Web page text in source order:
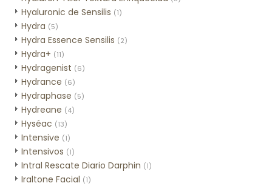
Hyaluronic de Sensilis (1)
Hydra (5)
Hydra Essence Sensilis (2)
Hydra+ (11)
Hydragenist (6)
Hydrance (6)
Hydraphase (5)
Hydreane (4)
Hyséac (13)
Intensive (1)
Intensivos (1)
Intral Rescate Diario Darphin (1)
Iraltone Facial (1)